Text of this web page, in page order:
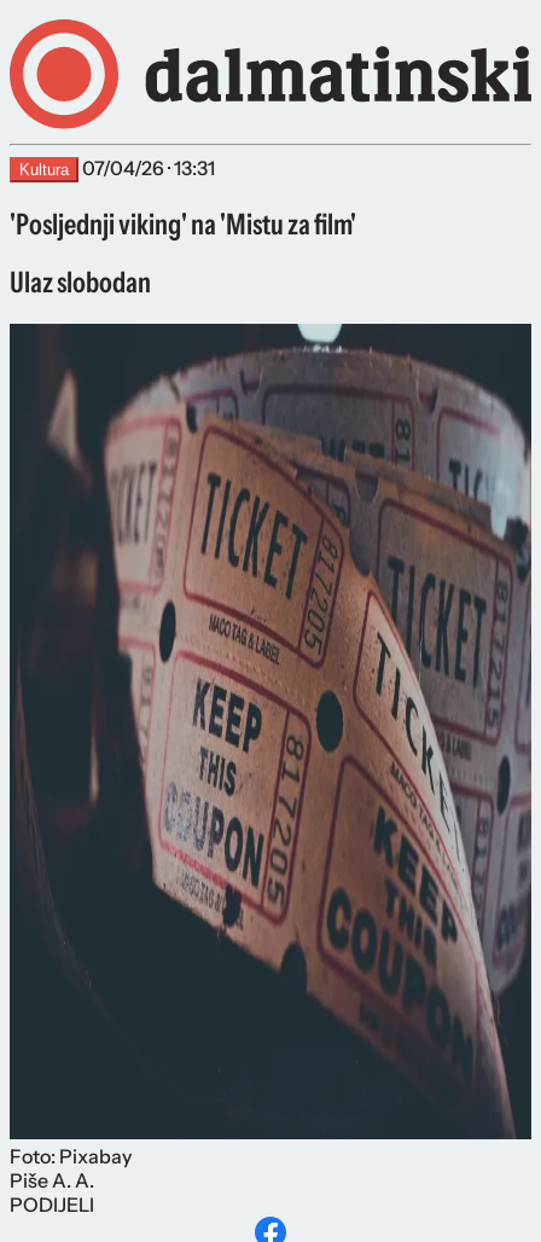
Kultura 07/04/26 · 13:31
'Posljednji viking' na 'Mistu za film'
Ulaz slobodan
Foto: Pixabay
PišeA. A.
PODIJELI